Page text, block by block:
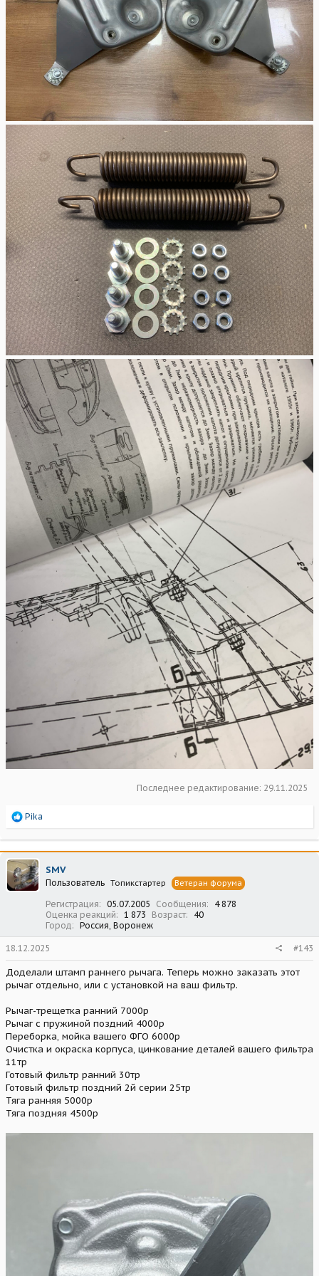
Последнее редактирование: 29.11.2025
Р
а
к
ц
и
и
Pika
SMV
Пользователь Топикстартер Ветеран форума
Регистрация 05.07.2005 Сообщения
4 878
Оценка реакций
1 873 Возраст
40
Город
Россия, Воронеж
18.12.2025 #143
Доделали штамп раннего рычага. Теперь можно заказать этот
рычаг отдельно, или с установкой на ваш фильтр.
Рычаг-трещетка ранний 7000р
Рычаг с пружиной поздний 4000р
Переборка, мойка вашего ФГО 6000р
Очистка и окраска корпуса, цинкование деталей вашего фильтра
11тр
Готовый фильтр ранний 30тр
Готовый фильтр поздний 2й серии 25тр
Тяга ранняя 5000р
Тяга поздняя 4500р